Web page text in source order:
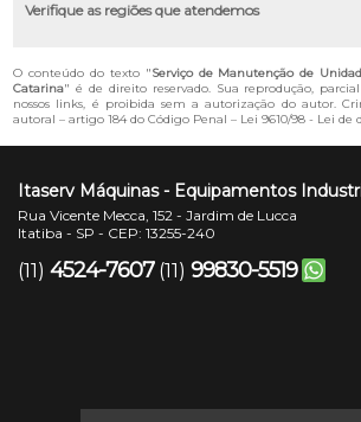
Verifique as regiões que atendemos
O conteúdo do texto "Serviço de Manutenção de
Catarina" é de direito reservado. Sua reprodução,
nossos links, é proibida sem a autorização do autor.
autoral – artigo 184 do Código Penal – Lei 9610/98 - Lei de
Itaserv Máquinas - Equipamentos
Rua Vicente Mecca, 152 - Jardim de Lucca
Itatiba - SP - CEP: 13255-240
(11) 4524-7607 (11) 99830-5519